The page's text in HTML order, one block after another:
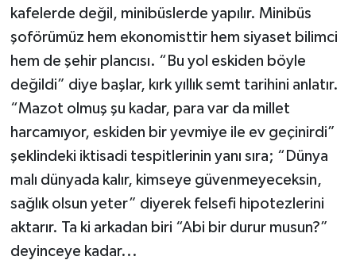
kafelerde değil, minibüslerde yapılır. Minibüs
şoförümüz hem ekonomisttir hem siyaset bilimci
hem de şehir plancısı. “Bu yol eskiden böyle
değildi” diye başlar, kırk yıllık semt tarihini anlatır.
“Mazot olmuş şu kadar, para var da millet
harcamıyor, eskiden bir yevmiye ile ev geçinirdi”
şeklindeki iktisadi tespitlerinin yanı sıra; “Dünya
malı dünyada kalır, kimseye güvenmeyeceksin,
sağlık olsun yeter” diyerek felsefi hipotezlerini
aktarır. Ta ki arkadan biri “Abi bir durur musun?”
deyinceye kadar...